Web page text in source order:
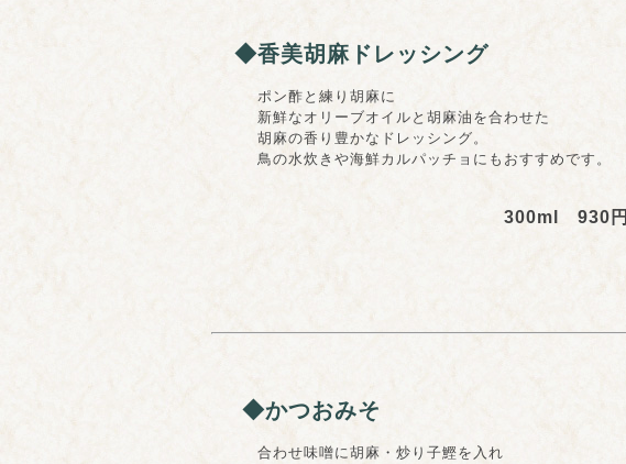
◆香美胡麻ドレッシング
ポン酢と練り胡麻に
新鮮なオリーブオイルと胡麻油を合わせた
胡麻の香り豊かなドレッシング。
鳥の水炊きや海鮮カルパッチョにもおすすめです。
300ml 930円
◆かつおみそ
合わせ味噌に胡麻・炒り子鰹を入れ